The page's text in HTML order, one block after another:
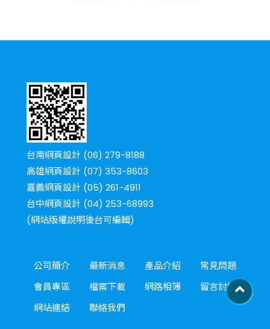
台南網頁設計 (06) 279-8188
高雄網頁設計 (07) 353-8603
嘉義網頁設計 (05) 261-4911
台中網頁設計 (04) 253-68993
(網站版權說明後台可編輯)
公司簡介 最新消息 產品介紹
常見問題
會員專區
檔案下載 網路相簿
留言討論
網站連結
聯絡我們